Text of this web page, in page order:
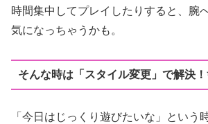
時間集中してプレイしたりすると、腕
気になっちゃうかも。
そんな時は「スタイル変更」で解決！
「今日はじっくり遊びたいな」という